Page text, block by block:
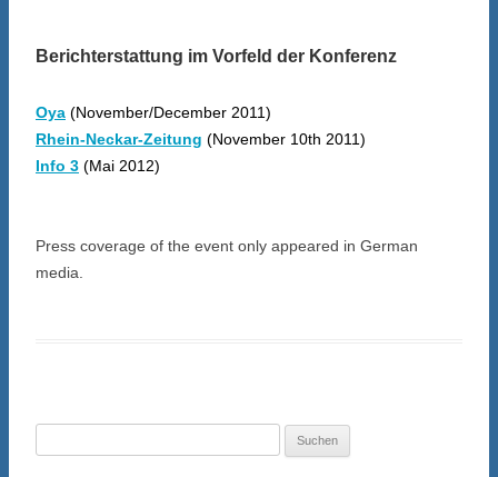
Berichterstattung im Vorfeld der Konferenz
Oya (November/December 2011)
Rhein-Neckar-Zeitung (November 10th 2011)
Info 3 (Mai 2012)
Press coverage of the event only appeared in German
media.